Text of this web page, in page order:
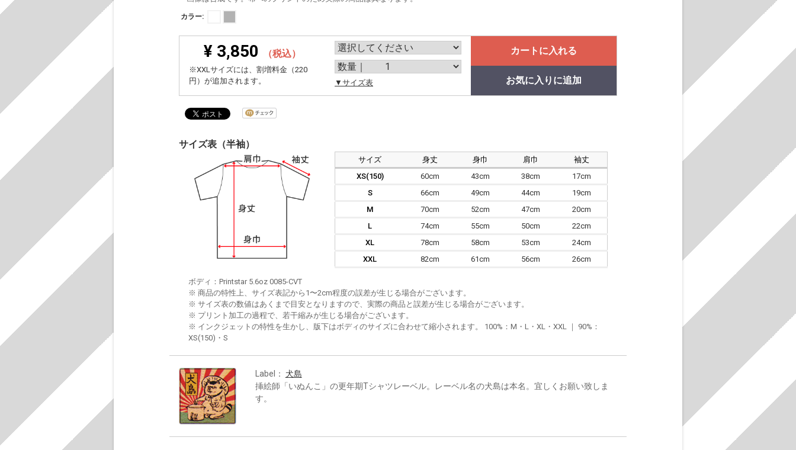
カラー:
¥ 3,850 （税込）
※XXLサイズには、割増料金（220
円）が追加されます。
▼サイズ表
カートに入れる
お気に入りに追加
サイズ表（半袖）
サイズ 身丈 身巾 肩巾
袖丈
XS(150)
60cm 43cm 38cm
17cm
S
66cm 49cm 44cm
19cm
M
70cm 52cm 47cm
20cm
L
74cm 55cm 50cm
22cm
XL
78cm 58cm 53cm
24cm
XXL
82cm 61cm 56cm 26cm
ボディ：Printstar 5.6oz 0085-CVT
※ 商品の特性上、サイズ表記から1〜2cm程度の誤差が生じる場合がございます。
※ サイズ表の数値はあくまで目安となりますので、実際の商品と誤差が生じる場合がございます。
※ プリント加工の過程で、若干縮みが生じる場合がございます。
※ インクジェットの特性を生かし、版下はボディのサイズに合わせて縮小されます。 100%：M・L・XL・XXL ｜ 90%：
XS(150)・S
Label： 犬島
挿絵師「いぬんこ」の更年期Tシャツレーベル。レーベル名の犬島は本名。宜しくお願い致しま
す。